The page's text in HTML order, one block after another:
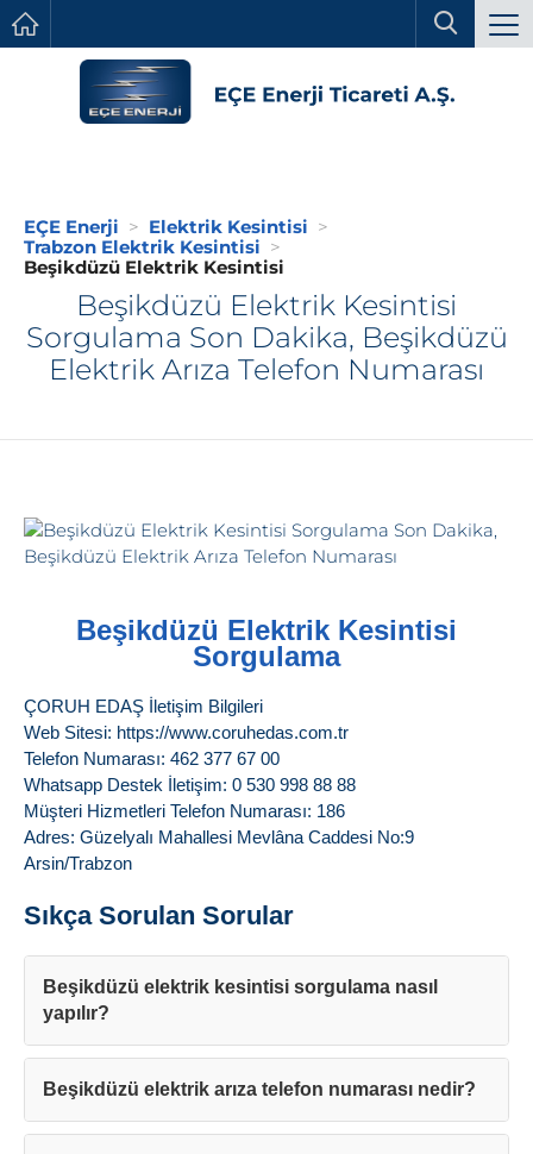
EÇE Enerji
Elektrik Kesintisi
Trabzon Elektrik Kesintisi
Beşikdüzü Elektrik Kesintisi
Beşikdüzü Elektrik Kesintisi
Sorgulama Son Dakika, Beşikdüzü
Elektrik Arıza Telefon Numarası
Beşikdüzü Elektrik Kesintisi
Sorgulama
ÇORUH EDAŞ İletişim Bilgileri
Web Sitesi: https://www.coruhedas.com.tr
Telefon Numarası: 462 377 67 00
Whatsapp Destek İletişim: 0 530 998 88 88
Müşteri Hizmetleri Telefon Numarası: 186
Adres: Güzelyalı Mahallesi Mevlâna Caddesi No:9
Arsin/Trabzon
Sıkça Sorulan Sorular
Beşikdüzü elektrik kesintisi sorgulama nasıl
yapılır?
Beşikdüzü elektrik arıza telefon numarası nedir?